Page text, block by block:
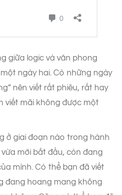
giữa logic và văn phong
ngày hai. Có những ngày
nên viết rất phiêu, rất hay
viết mãi không được một
ở giai đoạn nào trong hành
mới bắt đầu, còn đang
mình. Có thể bạn đã viết
đang hoang mang không